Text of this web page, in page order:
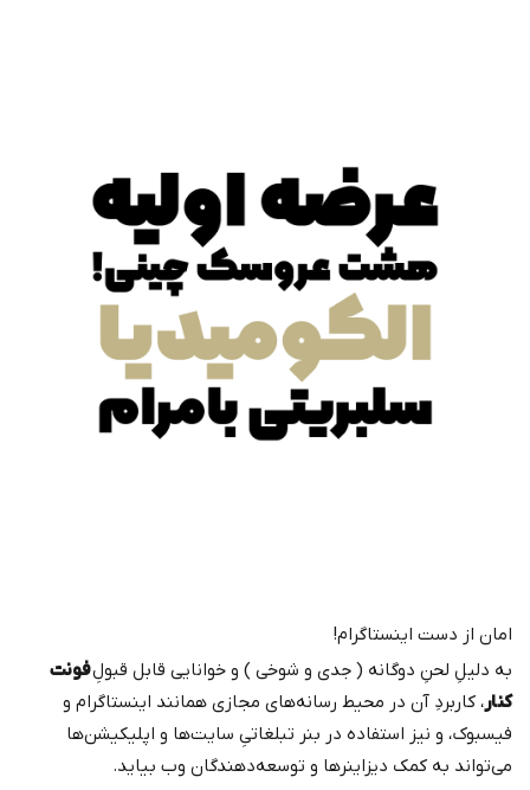
امان از دست اینستاگرام!
به دلیلِ لحنِ دوگانه ( جدی و شوخی ) و خوانایی قابل قبولِفونت
کنار، کاربردِ آن در محیط رسانه‌های مجازی همانند اینستاگرام و
فیسبوک، و نیز استفاده در بنر تبلغاتیِ سایت‌ها و اپلیکیشن‌ها
می‌تواند به کمک دیزاینرها و توسعه‌دهندگان وب بیاید.